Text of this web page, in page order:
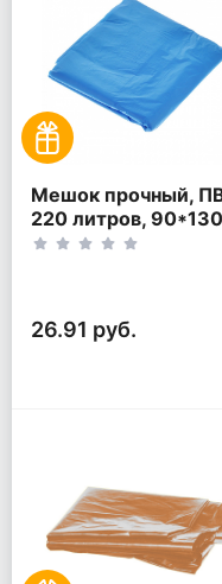
Мешок прочный,
220 литров,
синий.
26.91 руб.